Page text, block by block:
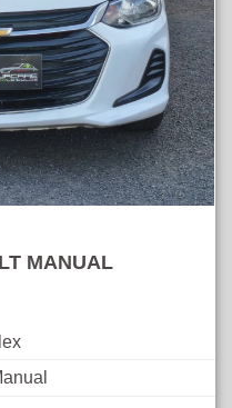
MANUAL